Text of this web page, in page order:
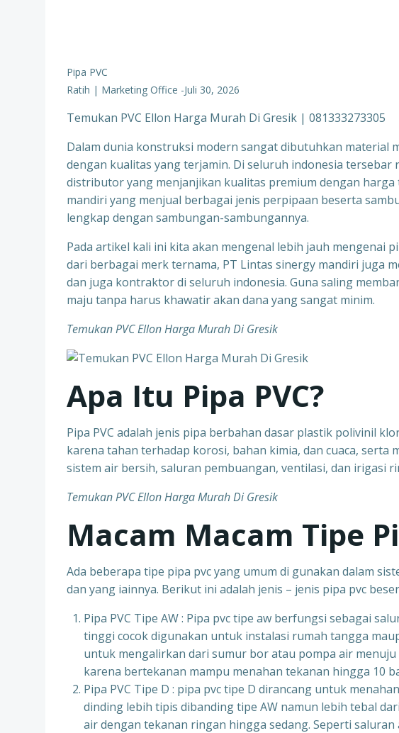
Pipa PVC
Ratih | Marketing Office -Juli 30, 2026
Temukan PVC Ellon Harga Murah Di Gresik | 081333273305
Dalam dunia konstruksi modern sangat dibutuhkan material
dengan kualitas yang terjamin. Di seluruh indonesia
distributor yang menjanjikan kualitas premium dengan
mandiri yang menjual berbagai jenis perpipaan beserta
lengkap dengan sambungan-sambungannya.
Pada artikel kali ini kita akan mengenal lebih jauh mengenai
dari berbagai merk ternama, PT Lintas sinergy mandiri juga
dan juga kontraktor di seluruh indonesia. Guna saling
maju tanpa harus khawatir akan dana yang sangat minim.
Temukan PVC Ellon Harga Murah Di Gresik
Apa Itu Pipa PVC?
Pipa PVC adalah jenis pipa berbahan dasar plastik polivinil
karena tahan terhadap korosi, bahan kimia, dan cuaca, serta
sistem air bersih, saluran pembuangan, ventilasi, dan irigasi
Temukan PVC Ellon Harga Murah Di Gresik
Macam Macam Tipe
Ada beberapa tipe pipa pvc yang umum di gunakan dalam
dan yang iainnya. Berikut ini adalah jenis – jenis pipa pvc
Pipa PVC Tipe AW : Pipa pvc tipe aw berfungsi sebagai
tinggi cocok digunakan untuk instalasi rumah tangga
untuk mengalirkan dari sumur bor atau pompa air
karena bertekanan mampu menahan tekanan hingga 10
Pipa PVC Tipe D : pipa pvc tipe D dirancang untuk
dinding lebih tipis dibanding tipe AW namun lebih tebal
air dengan tekanan ringan hingga sedang. Seperti